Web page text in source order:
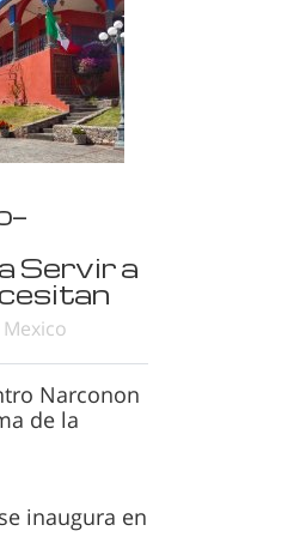
Servir a
Narconon
de la
inaugura en